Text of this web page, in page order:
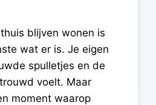
blijven wonen is
wat er is. Je eigen
spulletjes en de
voelt. Maar
moment waarop